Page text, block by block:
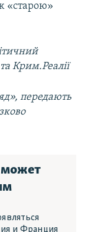
«старою»
та Крим.Реалії
передають